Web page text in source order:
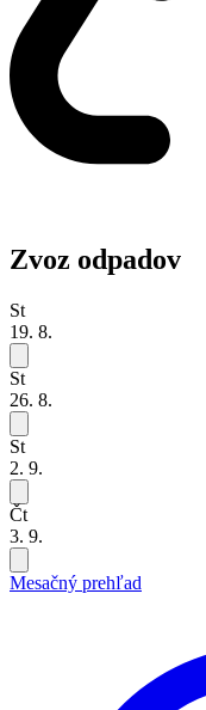
Zvoz odpadov
St
19. 8.
St
26. 8.
St
2. 9.
Čt
3. 9.
Mesačný prehľad